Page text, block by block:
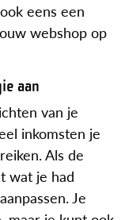
eens een
webshop op
aan
van je
inkomsten je
Als de
wat je had
Je